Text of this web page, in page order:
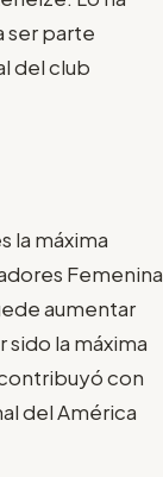
ser parte
del club
la máxima
Femenina
aumentar
la máxima
con
del América